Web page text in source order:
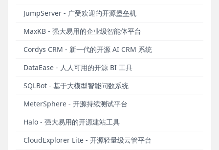
JumpServer - 广受欢迎的开源堡垒机
MaxKB - 强大易用的企业级智能体平台
Cordys CRM - 新一代的开源 AI CRM 系统
DataEase - 人人可用的开源 BI 工具
SQLBot - 基于大模型智能问数系统
MeterSphere - 开源持续测试平台
Halo - 强大易用的开源建站工具
CloudExplorer Lite - 开源轻量级云管平台
式发布v2.0.17版本。
1Panel v2.0.17版本新增多项功能。 多机管理（X-
Pack）方面，1Panel新增多节点概览功能，用户可以
站、数据库及计划任务，显著提升多节点环境下的可
视性与集中管理效率；同时，在添加从节点时支持启
部署门槛。
应用商店方面，1Panel新增应用多主机部署功能（X-